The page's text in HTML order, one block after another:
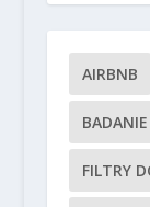
AIRBNB
FILTRY